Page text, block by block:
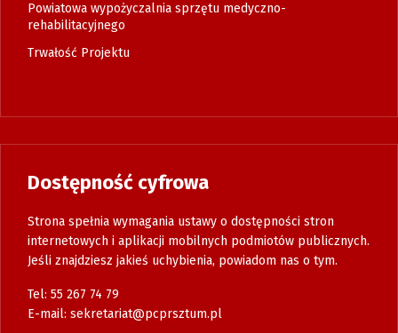
Powiatowa wypożyczalnia sprzętu medyczno-
rehabilitacyjnego
Trwałość Projektu
Dostępność cyfrowa
Strona spełnia wymagania ustawy o dostępności stron
internetowych i aplikacji mobilnych podmiotów publicznych.
Jeśli znajdziesz jakieś uchybienia, powiadom nas o tym.
Tel: 55 267 74 79
E-mail: sekretariat@pcprsztum.pl